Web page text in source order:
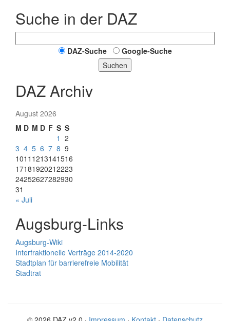
Suche in der DAZ
DAZ-Suche
Google-Suche
Suchen
DAZ Archiv
August 2026
M D M D F S S
1 2
3 4 5 6 7 8 9
1011 1213141516
17181920212223
24252627282930
31
« Juli
Augsburg-Links
Augsburg-Wiki
Interfraktionelle Verträge 2014-2020
Stadtplan für barrierefreie Mobilität
Stadtrat